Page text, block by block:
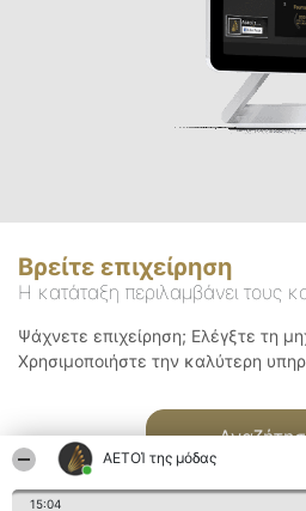
ΑΕΤΟΊ της μόδας
15:04
Βρείτε επιχείρηση
Η κατάταξη περιλαμβάνει τους
Ψάχνετε επιχείρηση; Ελέγξτε τη
Χρησιμοποιήστε την καλύτερη